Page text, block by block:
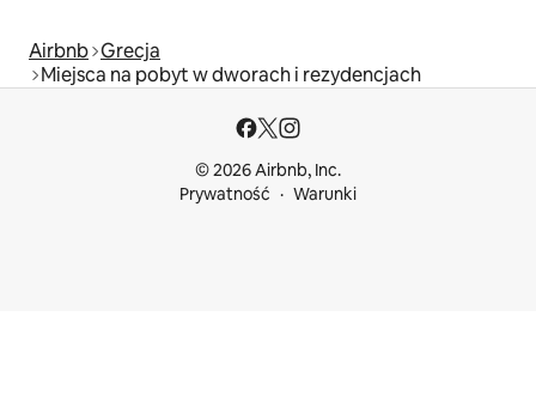
Airbnb Grecja
Miejsca na pobyt w dworach i rezydencjach
© 2026 Airbnb, Inc.
Prywatność
Warunki